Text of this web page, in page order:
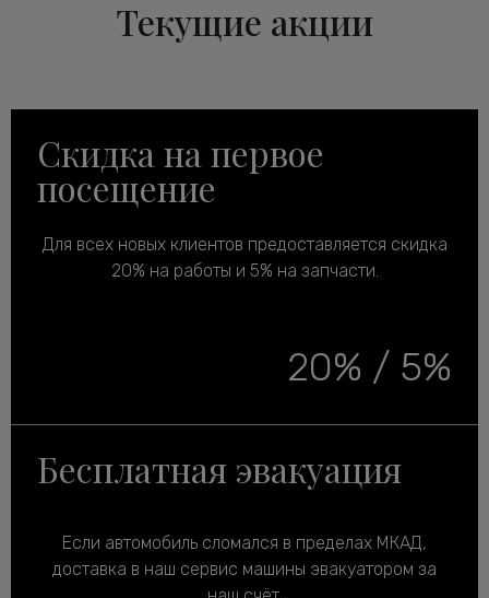
Текущие акции
Скидка на первое
посещение
Для всех новых клиентов предоставляется скидка
20% на работы и 5% на запчасти.
20% / 5%
Бесплатная эвакуация
Если автомобиль сломался в пределах МКАД,
доставка в наш сервис машины эвакуатором за